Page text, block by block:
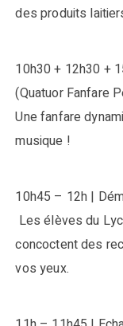
des produits
10h30 + 12h30 +
(Quatuor Fanfare
Une fanfare
musique !
10h45 – 12h |
Les élèves du
concoctent des
vos yeux.